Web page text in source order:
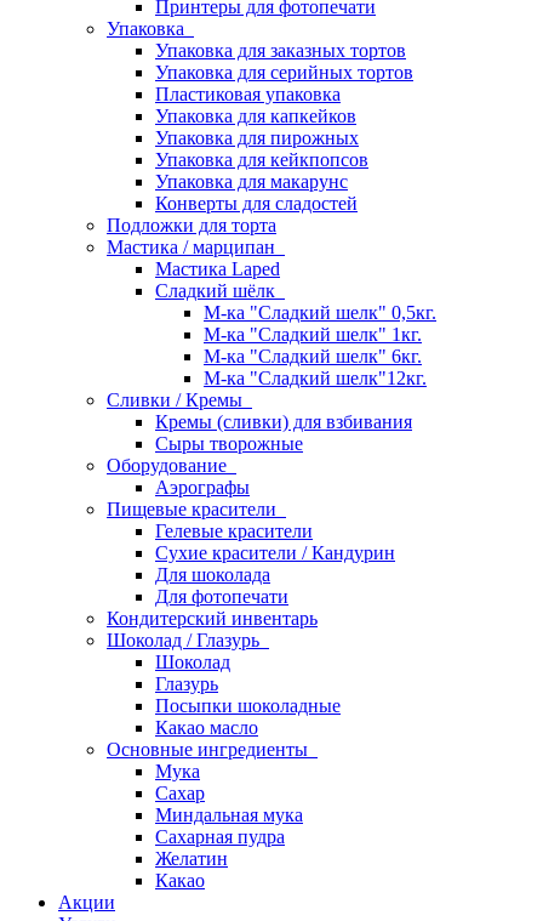
Принтеры для фотопечати
Упаковка
Упаковка для заказных тортов
Упаковка для серийных тортов
Пластиковая упаковка
Упаковка для капкейков
Упаковка для пирожных
Упаковка для кейкпопсов
Упаковка для макарунс
Конверты для сладостей
Подложки для торта
Мастика / марципан
Мастика Laped
Сладкий шёлк
М-ка "Сладкий шелк" 0,5кг.
М-ка "Сладкий шелк" 1кг.
М-ка "Сладкий шелк" 6кг.
М-ка "Сладкий шелк"12кг.
Сливки / Кремы
Кремы (сливки) для взбивания
Сыры творожные
Оборудование
Аэрографы
Пищевые красители
Гелевые красители
Сухие красители / Кандурин
Для шоколада
Для фотопечати
Кондитерский инвентарь
Шоколад / Глазурь
Шоколад
Глазурь
Посыпки шоколадные
Какао масло
Основные ингредиенты
Мука
Сахар
Миндальная мука
Сахарная пудра
Желатин
Какао
Акции